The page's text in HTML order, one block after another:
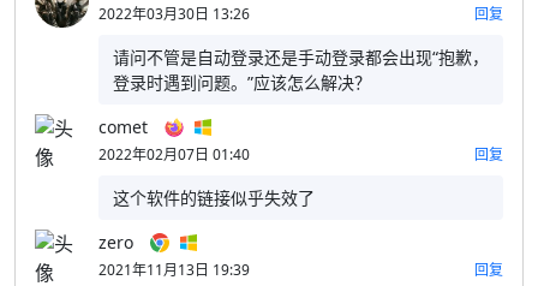
2022年03月30日 13:26 回复
请问不管是自动登录还是手动登录都会出现“抱歉，
登录时遇到问题。”应该怎么解决？
comet
2022年02月07日 01:40 回复
这个软件的链接似乎失效了
zero
2021年11月13日 19:39 回复